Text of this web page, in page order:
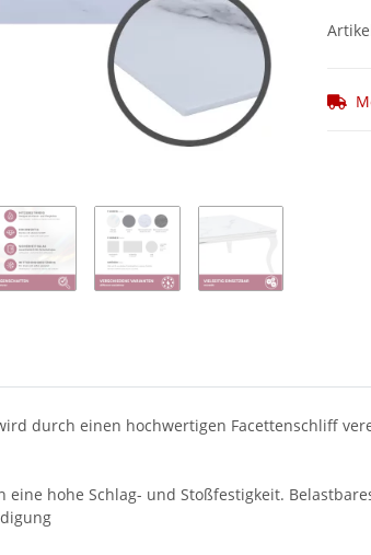
durch einen hochwertigen Facettenschliff
eine hohe Schlag- und Stoßfestigkeit.